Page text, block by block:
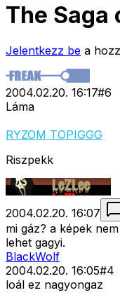
The Saga
Jelentkezz be a
2004.02.20. 16:17#6
Láma
RYZOM TOPIGGG
Riszpekk
2004.02.20. 16:07
mi gáz? a képek
lehet gagyi.
BlackWolf
2004.02.20. 16:05#4
loál ez nagyongaz